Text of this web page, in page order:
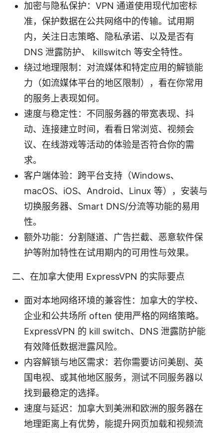
加密与隐私保护：VPN 通道使用现代加密标
准，保护数据在公共网络中的传输。试用期
内，关注日志策略、隐私承诺、以及是否有
DNS 泄露防护、 killswitch 等安全特性。
绕过地理限制：对流媒体和特定应用的解锁能
力（如流媒体平台的地区限制），看在你常用
的服务上表现如何。
速度与稳定性：不同服务器的带宽表现、抖
动、连接建立时间，看看日常浏览、视频会
议、在线游戏等活动的体验是否符合你的需
求。
客户端体验：跨平台支持（Windows、
macOS、iOS、Android、Linux 等），安装与
切换服务器、Smart DNS/分流等功能的易用
性。
额外功能：分割隧道、广告拦截、恶意软件保
护等附加特性在试用期内的可用性与效果。
二、在加拿大使用 ExpressVPN 的实际要点
面对本地网络环境的兼容性：加拿大的学校、
企业和公共场所 often 使用严格的网络策略。
ExpressVPN 的 kill switch、DNS 泄露防护能
有效降低数据泄露风险。
内容解锁与地区需求：若你需要访问美剧、英
国电视、或其他地区服务，测试不同服务器以
找到最稳定的选择。
速度与延迟：加拿大到美洲和欧洲的服务器在
地理距离上有优势，能提升网页加载和视频流